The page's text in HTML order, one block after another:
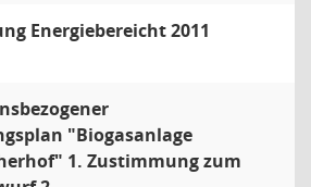
Energiebereicht 2011
"Biogasanlage
1. Zustimmung zum